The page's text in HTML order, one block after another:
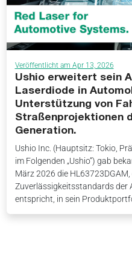
Veröffentlicht am Apr 13, 2026
Ushio erweitert sein
Laserdiode in
Unterstützung von
Straßenprojektionen
Generation.
Ushio Inc. (Hauptsitz: Tokio,
im Folgenden „Ushio“) gab
März 2026 die
Zuverlässigkeitsstandards der
entspricht, in sein